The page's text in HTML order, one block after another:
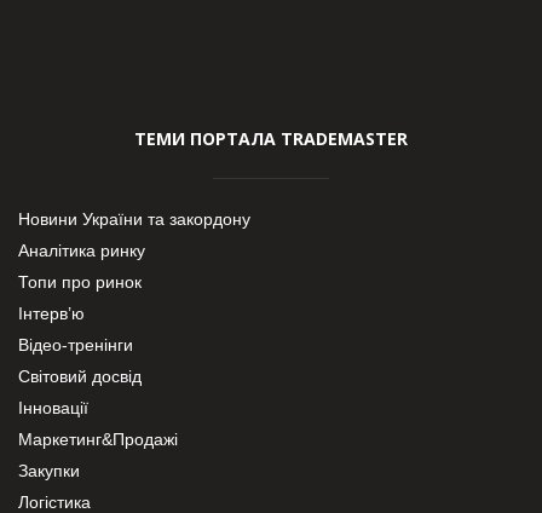
ТЕМИ ПОРТАЛА TRADEMASTER
Новини України та закордону
Аналітика ринку
Топи про ринок
Інтерв’ю
Відео-тренінги
Світовий досвід
Інновації
Маркетинг&Продажі
Закупки
Логістика